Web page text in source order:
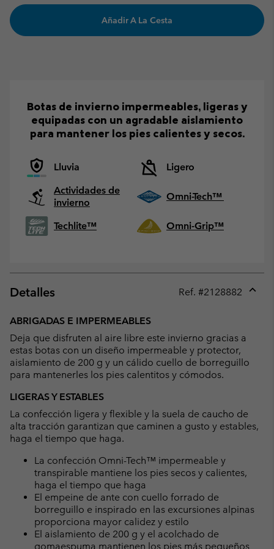
Añadir A La Cesta
Botas de invierno impermeables, ligeras y
equipadas con un agradable aislamiento
para mantener los pies calientes y secos.
Lluvia
Ligero
Actividades de
invierno
Omni-Tech™
Techlite™ Omni-Grip™
Detalles Ref. #2128882
ABRIGADAS E IMPERMEABLES
Deja que disfruten al aire libre este invierno gracias a
estas botas con un diseño impermeable y protector,
aislamiento de 200 g y un cálido cuello de borreguillo
para mantenerles los pies calentitos y cómodos.
LIGERAS Y ESTABLES
La confección ligera y flexible y la suela de caucho de
alta tracción garantizan que caminen a gusto y estables,
haga el tiempo que haga.
La confección Omni-Tech™ impermeable y
transpirable mantiene los pies secos y calientes,
haga el tiempo que haga
El empeine de ante con cuello forrado de
borreguillo e inspirado en las excursiones alpinas
proporciona mayor calidez y estilo
El aislamiento de 200 g y el acolchado de
gomaespuma mantienen los pies más pequeños